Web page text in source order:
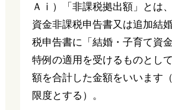
Ａⅰ）「非課税拠出額」とは
資金非課税申告書又は追加結
税申告書に「結婚・子育て資
特例の適用を受けるものとし
額を合計した金額をいいます
限度とする）。